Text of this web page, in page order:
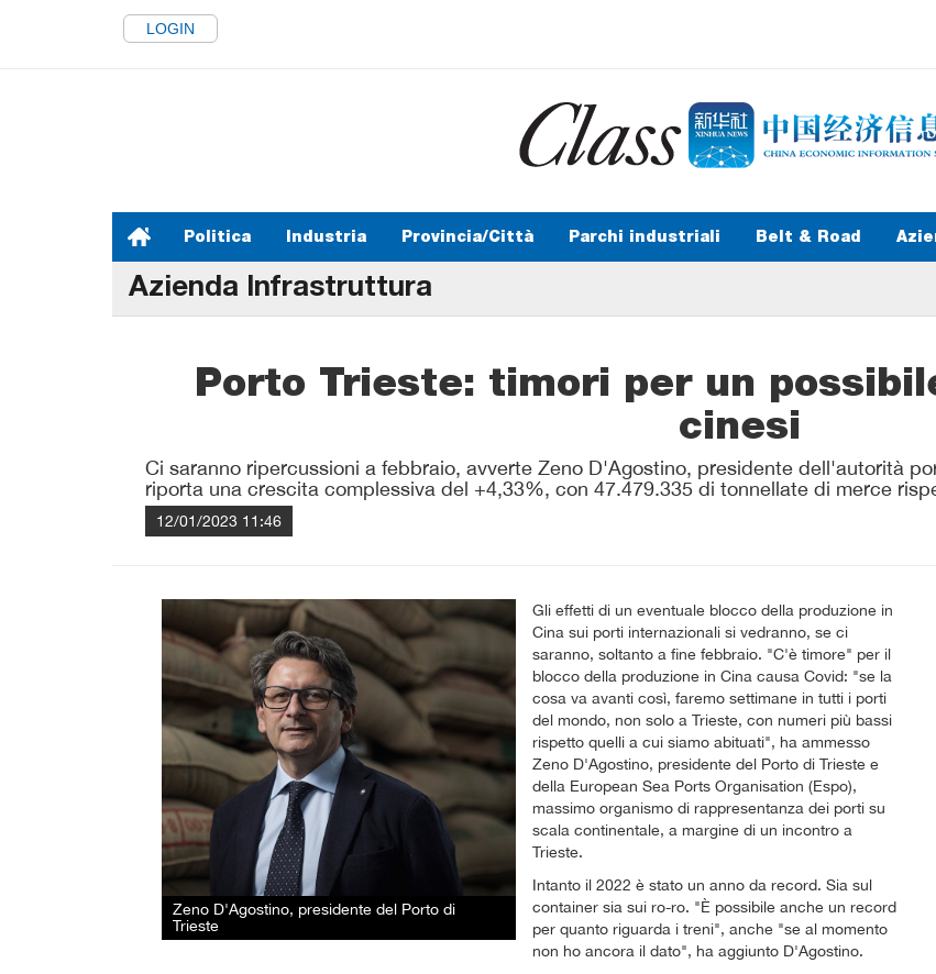
LOGIN
Politica Industria Provincia/Città Parchi industriali Belt & Road
Azienda Infrastruttura
Porto Trieste: timori per un
cinesi
Ci saranno ripercussioni a febbraio, avverte Zeno D'Agostino, presidente dell'autorità
riporta una crescita complessiva del +4,33%, con 47.479.335 di tonnellate di merce
12/01/2023 11:46
Zeno D'Agostino, presidente del Porto di
Trieste
Gli effetti di un eventuale blocco della produzione in
Cina sui porti internazionali si vedranno, se ci
saranno, soltanto a fine febbraio. "C'è timore" per il
blocco della produzione in Cina causa Covid: "se la
cosa va avanti così, faremo settimane in tutti i porti
del mondo, non solo a Trieste, con numeri più bassi
rispetto quelli a cui siamo abituati", ha ammesso
Zeno D'Agostino, presidente del Porto di Trieste e
della European Sea Ports Organisation (Espo),
massimo organismo di rappresentanza dei porti su
scala continentale, a margine di un incontro a
Trieste.
Intanto il 2022 è stato un anno da record. Sia sul
container sia sui ro-ro. "È possibile anche un record
per quanto riguarda i treni", anche "se al momento
non ho ancora il dato", ha aggiunto D'Agostino.